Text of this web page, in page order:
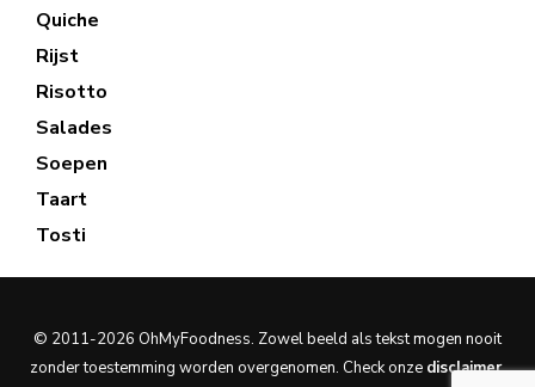
Quiche
Rijst
Risotto
Salades
Soepen
Taart
Tosti
© 2011-2026 OhMyFoodness. Zowel beeld als tekst mogen nooit
zonder toestemming worden overgenomen. Check onze disclaimer.